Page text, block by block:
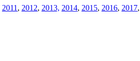
2011 , 2012, 2013, 2014, 2015, 2016, 2017